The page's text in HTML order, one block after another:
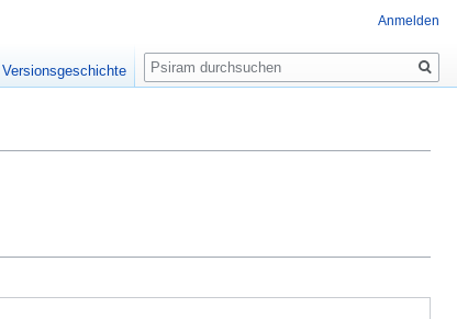
Anmelden
Versionsgeschichte
Suche